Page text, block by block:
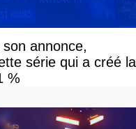
annonce,
série qui a créé la
%